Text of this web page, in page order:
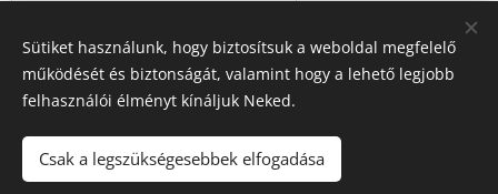
Küldés
Sütiket használunk, hogy biztosítsuk a weboldal megfelelő
működését és biztonságát, valamint hogy a lehető legjobb
felhasználói élményt kínáljuk Neked.
Csak a legszükségesebbek elfogadása